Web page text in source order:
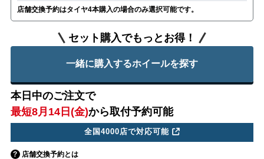
店舗交換予約はタイヤ4本購入の場合のみ選択可能です。
セット購入でもっとお得！
一緒に購入するホイールを探す
本日中のご注文で
最短8月14日(金)から取付予約可能
全国4000店で対応可能
店舗交換予約とは